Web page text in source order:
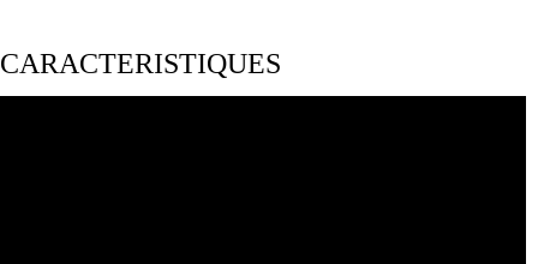
CARACTERISTIQUES